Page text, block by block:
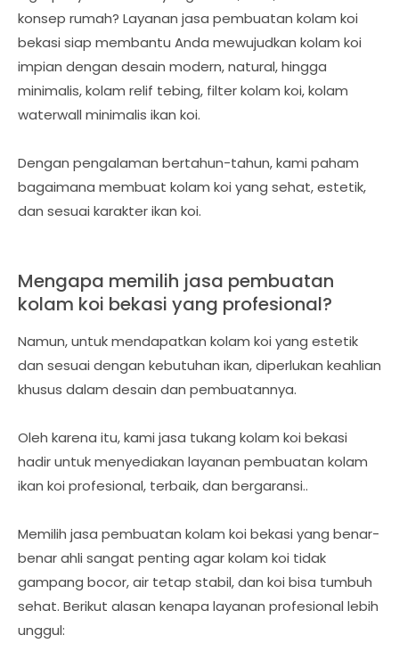
konsep rumah? Layanan jasa pembuatan kolam koi
bekasi siap membantu Anda mewujudkan kolam koi
impian dengan desain modern, natural, hingga
minimalis, kolam relif tebing, filter kolam koi, kolam
waterwall minimalis ikan koi.
Dengan pengalaman bertahun-tahun, kami paham
bagaimana membuat kolam koi yang sehat, estetik,
dan sesuai karakter ikan koi.
Mengapa memilih jasa pembuatan
kolam koi bekasi yang profesional?
Namun, untuk mendapatkan kolam koi yang estetik
dan sesuai dengan kebutuhan ikan, diperlukan keahlian
khusus dalam desain dan pembuatannya.
Oleh karena itu, kami jasa tukang kolam koi bekasi
hadir untuk menyediakan layanan pembuatan kolam
ikan koi profesional, terbaik, dan bergaransi..
Memilih jasa pembuatan kolam koi bekasi yang benar-
benar ahli sangat penting agar kolam koi tidak
gampang bocor, air tetap stabil, dan koi bisa tumbuh
sehat. Berikut alasan kenapa layanan profesional lebih
unggul: